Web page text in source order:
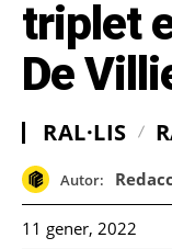
triplet
De
RAL·LIS
Autor:
11 gener, 2022